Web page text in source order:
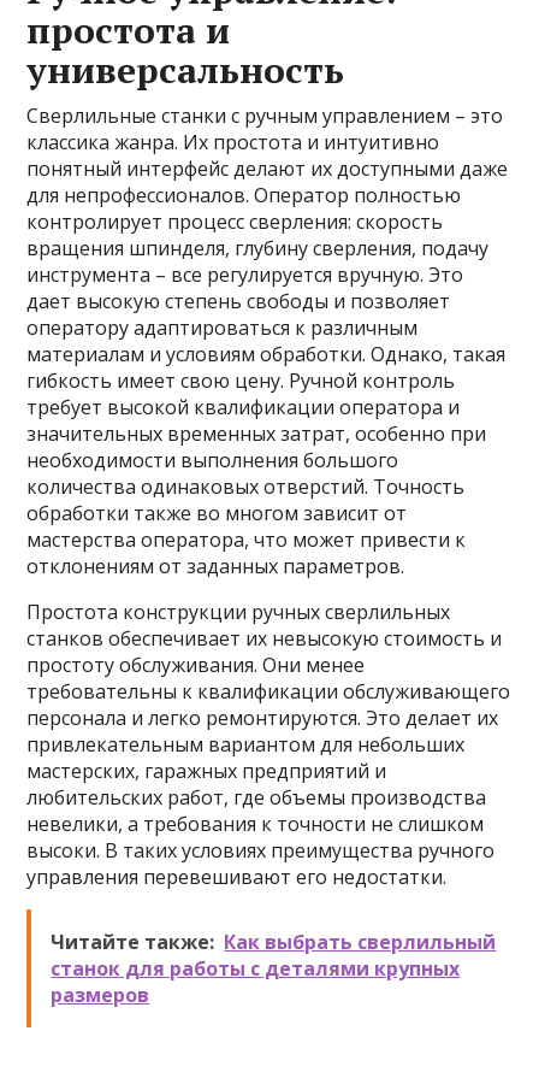
простота и
универсальность
Сверлильные станки с ручным управлением – это
классика жанра. Их простота и интуитивно
понятный интерфейс делают их доступными даже
для непрофессионалов. Оператор полностью
контролирует процесс сверления: скорость
вращения шпинделя, глубину сверления, подачу
инструмента – все регулируется вручную. Это
дает высокую степень свободы и позволяет
оператору адаптироваться к различным
материалам и условиям обработки. Однако, такая
гибкость имеет свою цену. Ручной контроль
требует высокой квалификации оператора и
значительных временных затрат, особенно при
необходимости выполнения большого
количества одинаковых отверстий. Точность
обработки также во многом зависит от
мастерства оператора, что может привести к
отклонениям от заданных параметров.
Простота конструкции ручных сверлильных
станков обеспечивает их невысокую стоимость и
простоту обслуживания. Они менее
требовательны к квалификации обслуживающего
персонала и легко ремонтируются. Это делает их
привлекательным вариантом для небольших
мастерских, гаражных предприятий и
любительских работ, где объемы производства
невелики, а требования к точности не слишком
высоки. В таких условиях преимущества ручного
управления перевешивают его недостатки.
Читайте также: Как выбрать сверлильный
станок для работы с деталями крупных
размеров